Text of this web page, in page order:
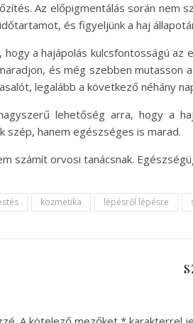
Az előpigmentálás során
és figyeljünk a haj
a hajápolás kulcsfontosságú
és még szebben
legalább a következő néhány
lehetőség arra, hogy a
szép, hanem egészséges is marad.
számít orvosi tanácsnak.
kozmetika lépésről lépésre